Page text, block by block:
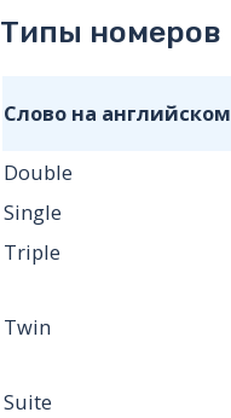
Типы номеров
Слово на английском
Double
Single
Triple
Twin
Suite